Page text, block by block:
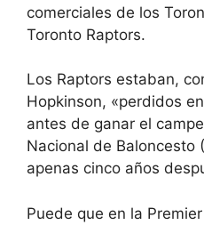
comerciales de los
Toronto Raptors.
Los Raptors estaban,
Hopkinson, «perdidos
antes de ganar el
Nacional de Baloncesto
apenas cinco años
Puede que en la